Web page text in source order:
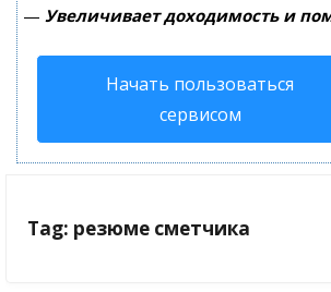
— Увеличивает доходимость и
Начать пользоваться
сервисом
Tag: резюме сметчика